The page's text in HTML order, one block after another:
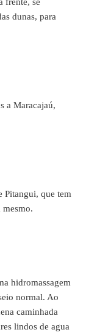
dunas, para
a Maracajaú,
Pitangui, que tem
mesmo.
hidromassagem
normal. Ao
caminhada
lindos de agua